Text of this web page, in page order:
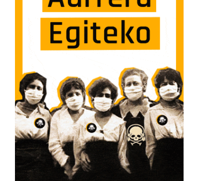
NUEVAS Y EMPIEZAN A HABLAR SOBRE ESTOS TEMAS” SARRERAN